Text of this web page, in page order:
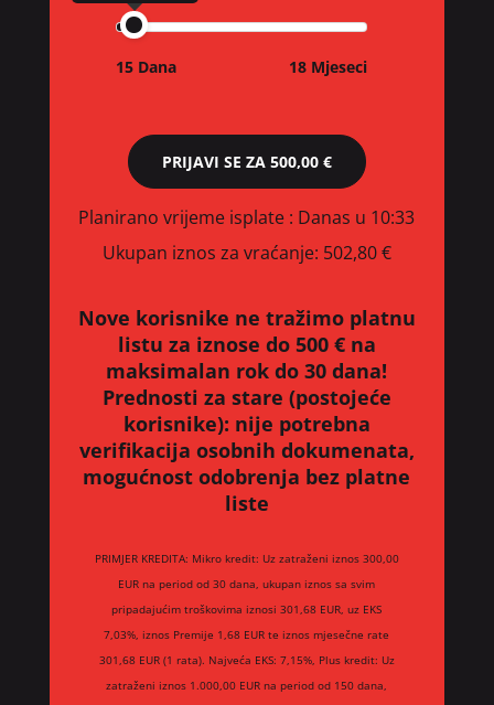
15 Dana 18 Mjeseci
PRIJAVI SE ZA 500,00 €
Planirano vrijeme isplate : Danas u 10:33
Ukupan iznos za vraćanje: 502,80 €
Nove korisnike ne tražimo platnu
listu za iznose do 500 € na
maksimalan rok do 30 dana!
Prednosti za stare (postojeće
korisnike): nije potrebna
verifikacija osobnih dokumenata,
mogućnost odobrenja bez platne
liste
PRIMJER KREDITA: Mikro kredit: Uz zatraženi iznos 300,00
EUR na period od 30 dana, ukupan iznos sa svim
pripadajućim troškovima iznosi 301,68 EUR, uz EKS
7,03%, iznos Premije 1,68 EUR te iznos mjesečne rate
301,68 EUR (1 rata). Najveća EKS: 7,15%, Plus kredit: Uz
zatraženi iznos 1.000,00 EUR na period od 150 dana,